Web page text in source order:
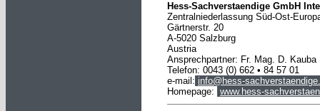
Hess-Sachverstaendige GmbH
Zentralniederlassung Süd-Ost-
Gärtnerstr. 20
A-5020 Salzburg
Austria
Ansprechpartner: Fr. Mag. D. Kauba
Telefon: 0043 (0) 662 • 84 57 01
e-mail: info@hess-
Homepage: www.hess-